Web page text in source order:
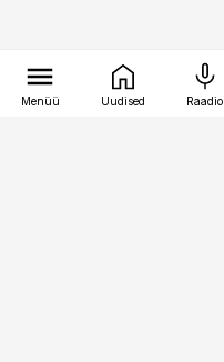
Menüü Uudised Raadio